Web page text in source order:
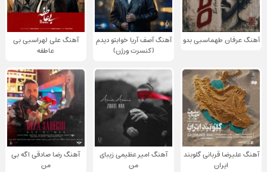
آهنگ عرفان طهماسبی بدو
آهنگ آصف آریا خوابتو دیدم
(کنسرت ورژن)
آهنگ علی لهراسبی بی
عاطفه
آهنگ علیرضا قربانی گلوبند
ایران
آهنگ امیر عظیمی زیبای
من
آهنگ رضا صادقی اگه بی
من